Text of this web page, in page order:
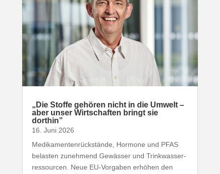
„ Die Stoffe gehören nicht in die Umwelt –
aber unser Wirt­schaften bringt sie
dorthin”
16. Juni 2026
Medi­ka­men­ten­rück­stände, Hormone und PFAS
belasten zunehmend Gewässer und Trink­was­ser­
res­sourcen. Neue EU-​Vorgaben erhöhen den